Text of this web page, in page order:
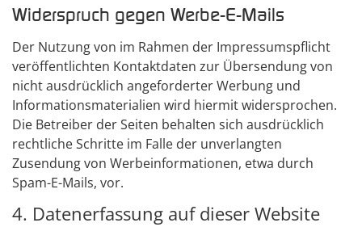
Widerspruch gegen Werbe-E-Mails
Der Nutzung von im Rahmen der Impressumspflicht
veröffentlichten Kontaktdaten zur Übersendung von
nicht ausdrücklich angeforderter Werbung und
Informationsmaterialien wird hiermit widersprochen.
Die Betreiber der Seiten behalten sich ausdrücklich
rechtliche Schritte im Falle der unverlangten
Zusendung von Werbeinformationen, etwa durch
Spam-E-Mails, vor.
4. Datenerfassung auf dieser Website